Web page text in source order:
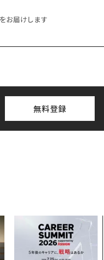
お届けします
無料登録